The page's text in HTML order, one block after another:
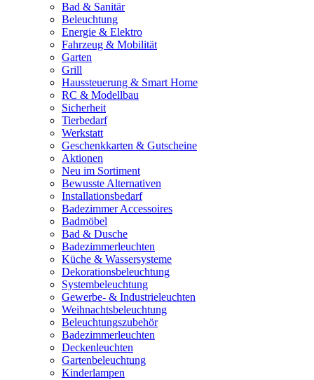
Bad & Sanitär
Beleuchtung
Energie & Elektro
Fahrzeug & Mobilität
Garten
Grill
Haussteuerung & Smart Home
RC & Modellbau
Sicherheit
Tierbedarf
Werkstatt
Geschenkkarten & Gutscheine
Aktionen
Neu im Sortiment
Bewusste Alternativen
Installationsbedarf
Badezimmer Accessoires
Badmöbel
Bad & Dusche
Badezimmerleuchten
Küche & Wassersysteme
Dekorationsbeleuchtung
Systembeleuchtung
Gewerbe- & Industrieleuchten
Weihnachtsbeleuchtung
Beleuchtungszubehör
Badezimmerleuchten
Deckenleuchten
Gartenbeleuchtung
Kinderlampen